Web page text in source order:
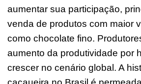
aumentar sua participação,
venda de produtos com maior
como chocolate fino.
aumento da produtividade por
crescer no cenário global. A